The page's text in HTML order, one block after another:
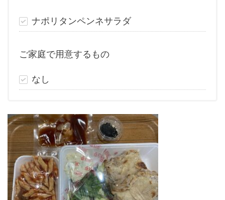
ナポリタンペンネサラダ
ご家庭で用意するもの
なし